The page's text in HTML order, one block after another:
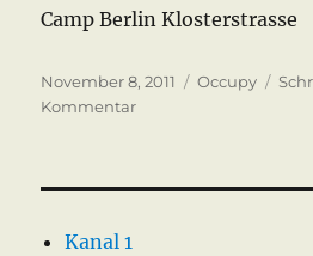
Camp Berlin Klosterstrasse
Veröffentlicht
am
November 8, 2011 Kategorien
Occupy
Kommentarzu
Kanal 1